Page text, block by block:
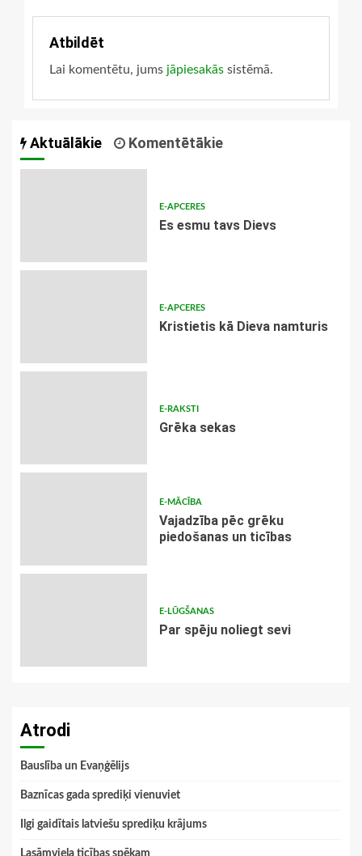
glābšanu
Atbildēt
Lai komentētu, jums jāpiesakās sistēmā.
Aktuālākie Komentētākie
E-APCERES
Es esmu tavs Dievs
E-APCERES
Kristietis kā Dieva namturis
E-RAKSTI
Grēka sekas
E-MĀCĪBA
Vajadzība pēc grēku
piedošanas un ticības
E-LŪGŠANAS
Par spēju noliegt sevi
Atrodi
Bauslība un Evaņģēlijs
Baznīcas gada sprediķi vienuviet
Ilgi gaidītais latviešu sprediķu krājums
Lasāmviela ticības spēkam